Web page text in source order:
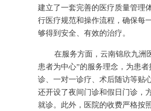
建立了一套完善的医疗质量管理
行医疗规范和操作流程，确保每
够得到安全、有效的治疗。
在服务方面，云南锦欣九洲
患者为中心”的服务理念，为患者
诊、一对一诊疗、术后随访等贴
还开设了夜间门诊和假日门诊，
就诊。此外，医院的收费严格按